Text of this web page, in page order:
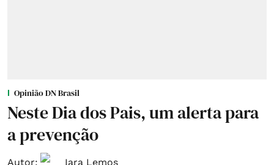
Opinião DN Brasil
Neste Dia dos Pais, um alerta para
a prevenção
Autor: Iara Lemos